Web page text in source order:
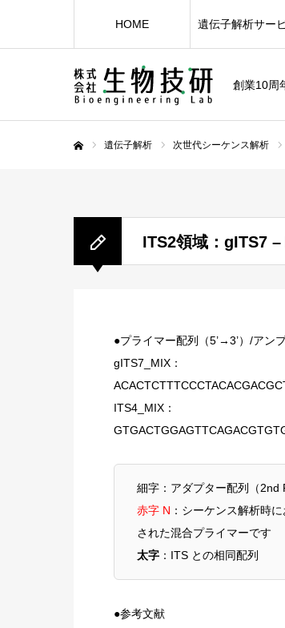
創業10周
HOME 遺伝子解析サー
遺伝子解析 次世代シーケンス解析
ITS2領域：gITS7
●プライマー配列（5’→3’）/アン
gITS7_MIX：
ITS4_MIX：
細字：アダプター配列（2nd
赤字 N ：シーケンス解析時
された混合プライマーです
太字 ：ITS との相同配列
●参考文献